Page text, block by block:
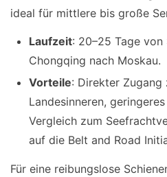
ideal für mittlere bis große
Laufzeit: 20–25 Tage
Chongqing nach Moskau.
Vorteile: Direkter Zugang
Landesinneren,
Vergleich zum
auf die Belt and Road
Für eine reibungslose